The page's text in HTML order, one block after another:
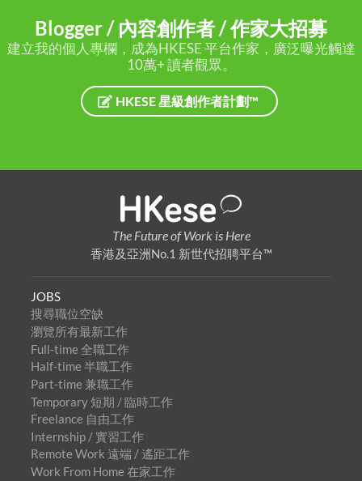
Blogger / 內容創作者 / 作家大招募
建立我的個人專欄，成為HKESE 平台作家，廣泛曝光觸達
10萬+ 讀者觀眾。
HKESE 星級創作者計劃™
The Future of Work is Here
香港及亞洲No.1 新世代招聘平台™
JOBS
搜尋職位空缺
瀏覽所有最新工作
Full-time 全職工作
Half-time 半職工作
Part-time 兼職工作
Temporary 短期 / 臨時工作
Freelance 自由工作
Internship / 實習工作
Remote Work 遠端 / 遙距工作
Work From Home 在家工作